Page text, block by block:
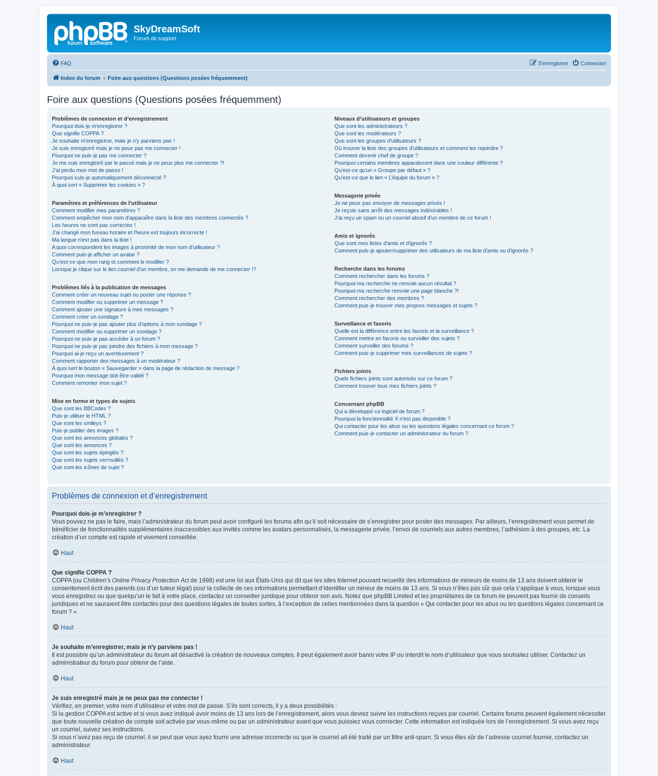
SkyDreamSoft
Forum de support
FAQ Connexion
S’enregistrer
Index du forum Foire aux questions (Questions posées fréquemment)
Foire aux questions (Questions posées fréquemment)
Problèmes de connexion et d’enregistrement
Pourquoi dois-je m’enregistrer ?
Que signifie COPPA ?
Je souhaite m’enregistrer, mais je n’y parviens pas !
Je suis enregistré mais je ne peux pas me connecter !
Pourquoi ne puis-je pas me connecter ?
Je me suis enregistré par le passé mais je ne peux plus me connecter ?!
J’ai perdu mon mot de passe !
Pourquoi suis-je automatiquement déconnecté ?
À quoi sert « Supprimer les cookies » ?
Paramètres et préférences de l’utilisateur
Comment modifier mes paramètres ?
Comment empêcher mon nom d’apparaître dans la liste des membres connectés ?
Les heures ne sont pas correctes !
J’ai changé mon fuseau horaire et l’heure est toujours incorrecte !
Ma langue n’est pas dans la liste !
A quoi correspondent les images à proximité de mon nom d’utilisateur ?
Comment puis-je afficher un avatar ?
Qu’est-ce que mon rang et comment le modifier ?
Lorsque je clique sur le lien courrield’un membre, on me demande de me connecter !?
Problèmes liés à la publication de messages
Comment créer un nouveau sujet ou poster une réponse ?
Comment modifier ou supprimer un message ?
Comment ajouter une signature à mes messages ?
Comment créer un sondage ?
Pourquoi ne puis-je pas ajouter plus d’options à mon sondage ?
Comment modifier ou supprimer un sondage ?
Pourquoi ne puis-je pas accéder à un forum ?
Pourquoi ne puis-je pas joindre des fichiers à mon message ?
Pourquoi ai-je reçu un avertissement ?
Comment rapporter des messages à un modérateur ?
À quoi sert le bouton « Sauvegarder » dans la page de rédaction de message ?
Pourquoi mon message doit être validé ?
Comment remonter mon sujet ?
Mise en forme et types de sujets
Que sont les BBCodes ?
Puis-je utiliser le HTML ?
Que sont les smileys ?
Puis-je publier des images ?
Que sont les annonces globales ?
Que sont les annonces ?
Que sont les sujets épinglés ?
Que sont les sujets verrouillés ?
Que sont les icônes de sujet ?
Niveaux d’utilisateurs et groupes
Que sont les administrateurs ?
Que sont les modérateurs ?
Que sont les groupes d’utilisateurs ?
Où trouver la liste des groupes d’utilisateurs et comment les rejoindre ?
Comment devenir chef de groupe ?
Pourquoi certains membres apparaissent dans une couleur différente ?
Qu’est-ce qu’un « Groupe par défaut » ?
Qu’est-ce que le lien « L’équipe du forum » ?
Messagerie privée
Je ne peux pas envoyer de messages privés !
Je reçois sans arrêt des messages indésirables !
J’ai reçu un spam ou un courriel abusif d’un membre de ce forum !
Amis et ignorés
Que sont mes listes d’amis et d’ignorés ?
Comment puis-je ajouter/supprimer des utilisateurs de ma liste d’amis ou d’ignorés ?
Recherche dans les forums
Comment rechercher dans les forums ?
Pourquoi ma recherche ne renvoie aucun résultat ?
Pourquoi ma recherche renvoie une page blanche ?!
Comment rechercher des membres ?
Comment puis-je trouver mes propres messages et sujets ?
Surveillance et favoris
Quelle est la différence entre les favoris et la surveillance ?
Comment mettre en favoris ou surveiller des sujets ?
Comment surveiller des forums ?
Comment puis-je supprimer mes surveillances de sujets ?
Fichiers joints
Quels fichiers joints sont autorisés sur ce forum ?
Comment trouver tous mes fichiers joints ?
Concernant phpBB
Qui a développé ce logiciel de forum ?
Pourquoi la fonctionnalité X n’est pas disponible ?
Qui contacter pour les abus ou les questions légales concernant ce forum ?
Comment puis-je contacter un administrateur du forum ?
Problèmes de connexion et d’enregistrement
Pourquoi dois-je m’enregistrer ?
Vous pouvez ne pas le faire, mais l’administrateur du forum peut avoir configuré les forums afin qu’il soit nécessaire de s’enregistrer pour poster des messages. Par ailleurs, l’enregistrement vous permet de
bénéficier de fonctionnalités supplémentaires inaccessibles aux invités comme les avatars personnalisés, la messagerie privée, l’envoi de courriels aux autres membres, l’adhésion à des groupes, etc. La
création d’un compte est rapide et vivement conseillée.
Haut
Que signifie COPPA ?
COPPA (ou Children’s Online Privacy Protection Actde 1998) est une loi aux États-Unis qui dit que les sites Internet pouvant recueillir des informations de mineurs de moins de 13 ans doivent obtenir le
consentement écrit des parents (ou d’un tuteur légal) pour la collecte de ces informations permettant d’identifier un mineur de moins de 13 ans. Si vous n’êtes pas sûr que cela s’applique à vous, lorsque vous
vous enregistrez ou que quelqu’un le fait à votre place, contactez un conseiller juridique pour obtenir son avis. Notez que phpBB Limited et les propriétaires de ce forum ne peuvent pas fournir de conseils
juridiques et ne sauraient être contactés pour des questions légales de toutes sortes, à l’exception de celles mentionnées dans la question « Qui contacter pour les abus ou les questions légales concernant ce
forum ? ».
Haut
Je souhaite m’enregistrer, mais je n’y parviens pas !
Il est possible qu’un administrateur du forum ait désactivé la création de nouveaux comptes. Il peut également avoir banni votre IP ou interdit le nom d’utilisateur que vous souhaitez utiliser. Contactez un
administrateur du forum pour obtenir de l’aide.
Haut
Je suis enregistré mais je ne peux pas me connecter !
Vérifiez, en premier, votre nom d’utilisateur et votre mot de passe. S’ils sont corrects, il y a deux possibilités :
Si la gestion COPPA est active et si vous avez indiqué avoir moins de 13 ans lors de l’enregistrement, alors vous devrez suivre les instructions reçues par courriel. Certains forums peuvent également nécessiter
que toute nouvelle création de compte soit activée par vous-même ou par un administrateur avant que vous puissiez vous connecter. Cette information est indiquée lors de l’enregistrement. Si vous avez reçu
un courriel, suivez ses instructions.
Si vous n’avez pas reçu de courriel, il se peut que vous ayez fourni une adresse incorrecte ou que le courriel ait été traité par un filtre anti-spam. Si vous êtes sûr de l’adresse courriel fournie, contactez un
administrateur.
Haut